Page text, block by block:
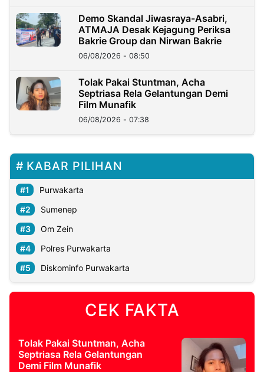
Demo Skandal Jiwasraya-Asabri,
ATMAJA Desak Kejagung Periksa
Bakrie Group dan Nirwan Bakrie
06/08/2026 - 08:50
Tolak Pakai Stuntman, Acha
Septriasa Rela Gelantungan Demi
Film Munafik
06/08/2026 - 07:38
KABAR PILIHAN
Purwakarta
Sumenep
Om Zein
Polres Purwakarta
Diskominfo Purwakarta
CEK FAKTA
Tolak Pakai Stuntman, Acha
Septriasa Rela Gelantungan
Demi Film Munafik